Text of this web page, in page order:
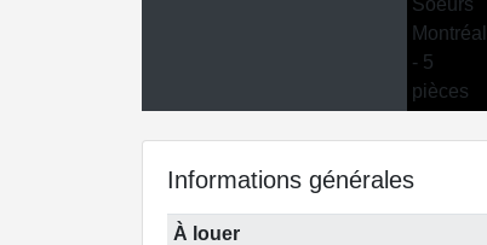
Informations générales
À louer